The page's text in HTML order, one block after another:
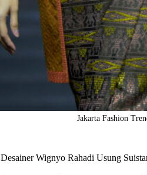
Jakarta Fashion
Desainer Wignyo Rahadi Usung